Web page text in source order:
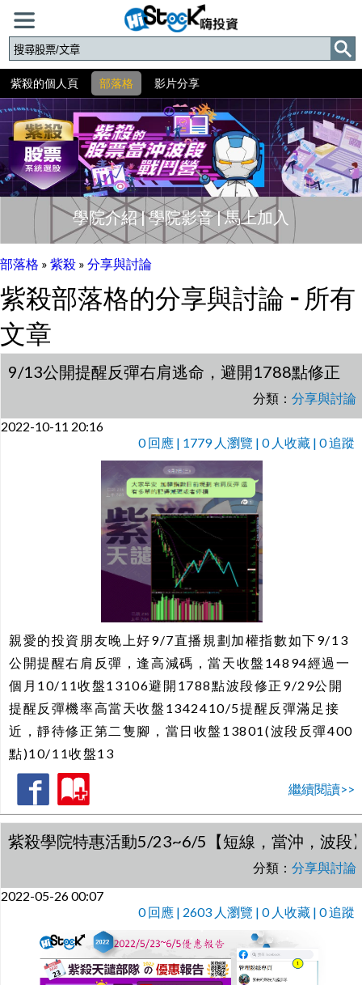
紫殺的個人頁 部落格 影片分享
學院介紹|學院影音|馬上加入
部落格 » 紫殺 » 分享與討論
紫殺部落格的分享與討論 - 所有
文章
9/13公開提醒反彈右肩逃命，避開1788點修正
分類： 分享與討論
2022-10-11 20:16
0回應 | 1779 人瀏覽 | 0 人收藏 | 0 追蹤
親愛的投資朋友晚上好9/7直播規劃加權指數如下9/13
公開提醒右肩反彈，逢高減碼，當天收盤14894經過一
個月10/11收盤13106避開1788點波段修正9/29公開
提醒反彈機率高當天收盤1342410/5提醒反彈滿足接
近，靜待修正第二隻腳，當日收盤13801(波段反彈400
點)10/11收盤13
繼續閱讀>>
紫殺學院特惠活動5/23~6/5【短線，當沖，波段
分類： 分享與討論
2022-05-26 00:07
0回應 | 2603 人瀏覽 | 0 人收藏 | 0 追蹤